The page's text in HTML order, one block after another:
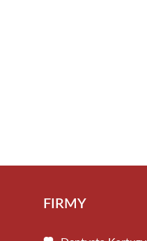
FIRMY